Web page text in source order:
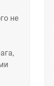
не